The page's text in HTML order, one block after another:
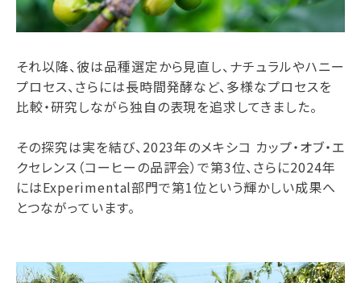
それ以降、彼は品種選定から見直し、ナチュラルやハニー
プロセス、さらには長時間発酵など、多様なプロセスを
比較・研究しながら独自の表現を追求してきました。
その探究は実を結び、2023年のメキシコ カップ・オブ・エ
クセレンス（コーヒーの品評会）で第3位、さらに2024年
にはExperimental部門で第1位という輝かしい成果へ
とつながっています。